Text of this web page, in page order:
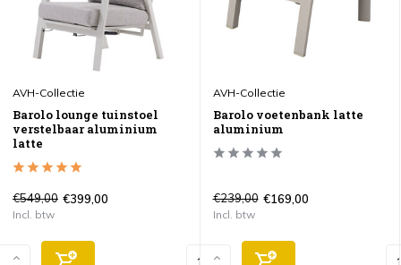
AVH-Collectie
Barolo lounge tuinstoel
verstelbaar aluminium
latte
€549,00 €399,00
Incl. btw
AVH-Collectie
Barolo voetenbank latte
aluminium
€239,00 €169,00
Incl. btw